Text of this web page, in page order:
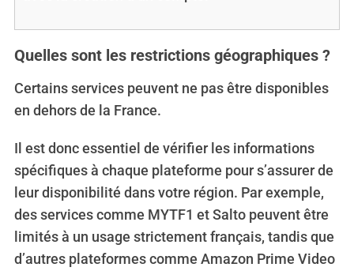
Quelles sont les restrictions géographiques ?
Certains services peuvent ne pas être disponibles
en dehors de la France.
Il est donc essentiel de vérifier les informations
spécifiques à chaque plateforme pour s’assurer de
leur disponibilité dans votre région. Par exemple,
des services comme MYTF1 et Salto peuvent être
limités à un usage strictement français, tandis que
d’autres plateformes comme Amazon Prime Video